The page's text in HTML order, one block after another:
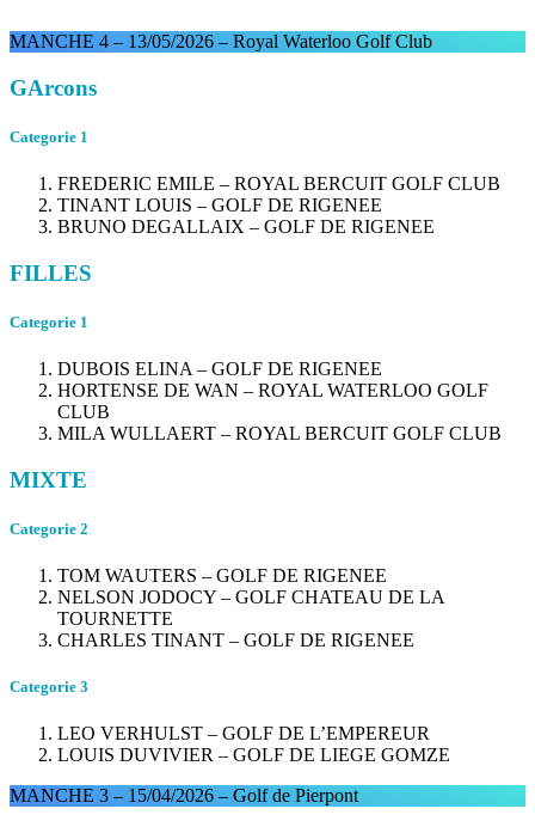
MANCHE 4 – 13/05/2026 – Royal Waterloo Golf Club
GArcons
Categorie 1
FREDERIC EMILE – ROYAL BERCUIT GOLF CLUB
TINANT LOUIS – GOLF DE RIGENEE
BRUNO DEGALLAIX – GOLF DE RIGENEE
FILLES
Categorie 1
DUBOIS ELINA – GOLF DE RIGENEE
HORTENSE DE WAN – ROYAL WATERLOO GOLF
CLUB
MILA WULLAERT – ROYAL BERCUIT GOLF CLUB
MIXTE
Categorie 2
TOM WAUTERS – GOLF DE RIGENEE
NELSON JODOCY – GOLF CHATEAU DE LA
TOURNETTE
CHARLES TINANT – GOLF DE RIGENEE
Categorie 3
LEO VERHULST – GOLF DE L’EMPEREUR
LOUIS DUVIVIER – GOLF DE LIEGE GOMZE
MANCHE 3 – 15/04/2026 – Golf de Pierpont